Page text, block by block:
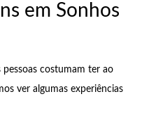
em Sonhos
pessoas costumam ter ao
ver algumas experiências